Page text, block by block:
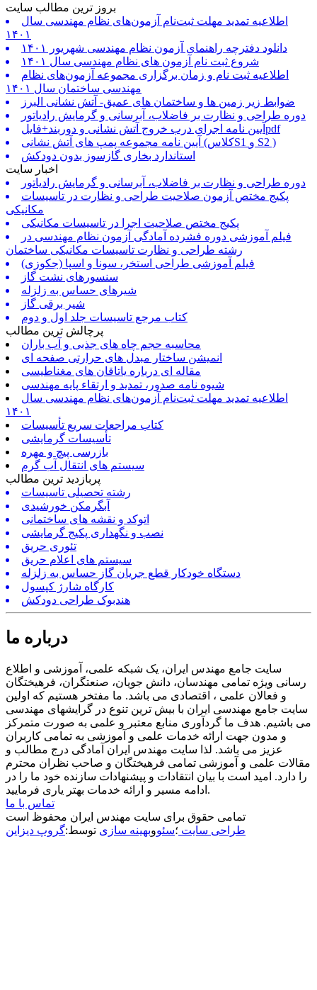
بروز ترین مطالب سایت
اطلاعیه تمدید مهلت ثبت‌نام آزمون‌های نظام مهندسی سال
۱۴۰۱
دانلود دفترچه راهنمای آزمون نظام مهندسی شهریور ۱۴۰۱
شروع ثبت نام آزمون های نظام مهندسی سال ۱۴۰۱
اطلاعیه ثبت نام و زمان برگزاری مجموعه آزمون‌های نظام
مهندسی ساختمان سال ۱۴۰۱
ضوابط زیر زمین ها و ساختمان های عمیق- آتش نشانی البرز
دوره طراحی و نظارت بر فاضلاب، آبرسانی و گرمایش رادیاتور
آیین نامه اجرای درب خروج آتش نشانی و دوربند+فایلpdf
آیین نامه مجموعه پمپ های آتش نشانی (کلاسS1 و S2 )
استاندارد بخاری گازسوز بدون دودکش
اخبار سایت
دوره طراحی و نظارت بر فاضلاب، آبرسانی و گرمایش رادیاتور
پکیج مختص آزمون صلاحیت طراحی و نظارت در تاسیسات
مکانیکی
پکیج مختص صلاحیت اجرا در تاسیسات مکانیکی
فیلم آموزشی دوره فشرده آمادگی آزمون نظام مهندسی در
رشته طراحی و نظارت تاسیسات مکانیکی ساختمان
فیلم آموزشی طراحی استخر، سونا و اسپا (جکوزی)
سنسورهای نشت گاز
شیرهای حساس به زلزله
شیر برقی گاز
کتاب مرجع تاسیسات جلد اول و دوم
پرچالش ترین مطالب
محاسبه حجم چاه های جذبی و آب باران
انمیشن ساختار مبدل های حرارتی صفحه ای
مقاله ای درباره یاتاقان های مغناطیسی
شیوه نامه صدور، تمدید و ارتقاء پایه مهندسی
اطلاعیه تمدید مهلت ثبت‌نام آزمون‌های نظام مهندسی سال
۱۴۰۱
کتاب مراجعات سریع تأسیسات
تأسیسات گرمایشی
بازرسی پیچ و مهره
سیستم های انتقال آب گرم
پربازدید ترین مطالب
رشته تحصیلی تاسیسات
آبگرمکن خورشیدی
اتوکد و نقشه های ساختمانی
نصب و نگهداری پکیج گرمایشی
تئوری حریق
سیستم های اعلام حریق
دستگاه خودکار قطع جریان گاز حساس به زلزله
کارگاه شارژ کپسول
هندبوک طراحی دودکش
درباره ما
سایت جامع مهندس ایران، یک شبکه علمی، آموزشی و اطلاع
رسانی ویژه تمامی مهندسان، دانش جویان، صنعتگران، فرهیختگان
و فعالان علمی ، اقتصادی می باشد. ما مفتخر هستیم که اولین
سایت جامع مهندسی ایران با بیش ترین تنوع در گرایشهای مهندسی
می باشیم. هدف ما گردآوری منابع معتبر و علمی به صورت متمرکز
و مدون جهت ارائه خدمات علمی و آموزشی به تمامی کاربران
عزیز می باشد. لذا سایت مهندس ایران آمادگی درج مطالب و
مقالات علمی و آموزشی تمامی فرهیختگان و صاحب نظران محترم
را دارد. امید است با بیان انتقادات و پیشنهادات سازنده خود ما را در
ادامه مسیر و ارائه خدمات بهتر یاری فرمایید.
تماس با ما
تمامی حقوق برای سایت مهندس ایران محفوظ است
طراحی سایت ؛سئووبهینه سازی توسط:گروپ دیزاین